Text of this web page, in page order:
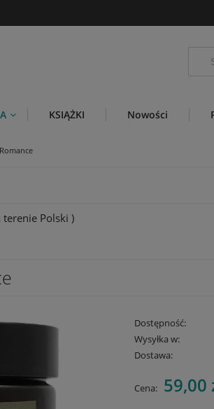
KSIĄŻKI Nowości
Polski )
Dostępność:
Wysyłka w:
Dostawa:
Cena: 59,00